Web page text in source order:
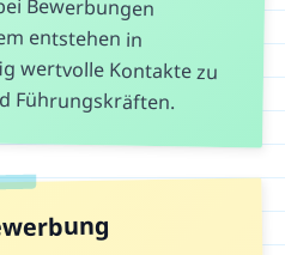
Führungskräften.